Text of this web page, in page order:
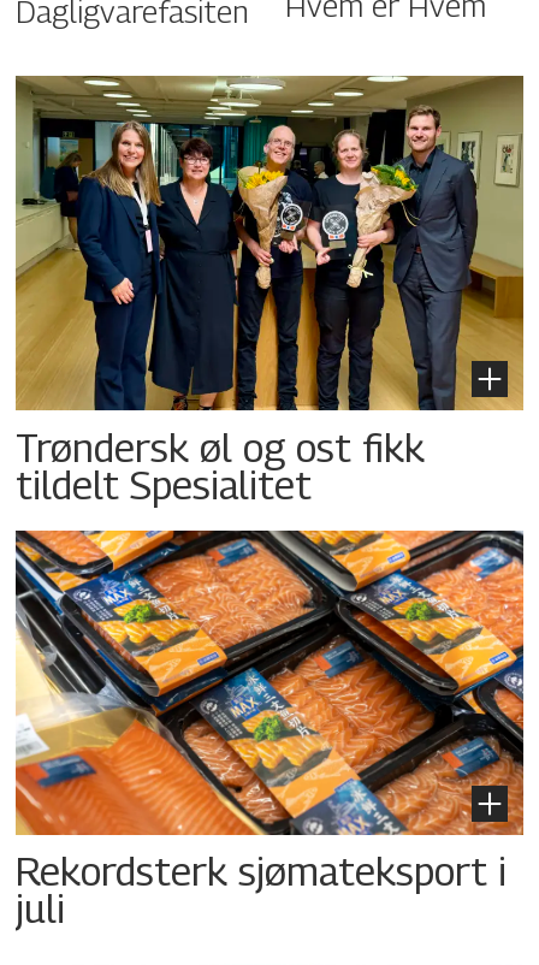
Dagligvarefasiten
Trøndersk øl og ost fikk
tildelt Spesialitet
Rekordsterk sjømateksport i
juli